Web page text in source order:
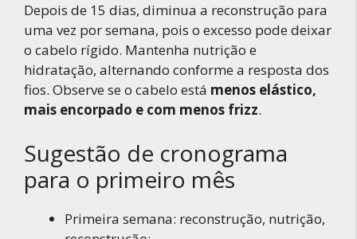
Depois de 15 dias, diminua a reconstrução para
uma vez por semana, pois o excesso pode deixar
o cabelo rígido. Mantenha nutrição e
hidratação, alternando conforme a resposta dos
fios. Observe se o cabelo está menos elástico,
mais encorpado e com menos frizz.
Sugestão de cronograma
para o primeiro mês
Primeira semana: reconstrução, nutrição,